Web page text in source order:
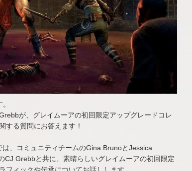
が、グレイムーアの初回限定アップグレードコレ
する質問にお答えます！
は、コミュニティチームのGina BrunoとJessica
Grebbと共に、素晴らしいグレイムーアの初回限定